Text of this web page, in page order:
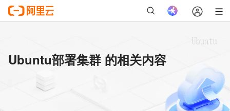
Ubuntu部署集群 的相关内容